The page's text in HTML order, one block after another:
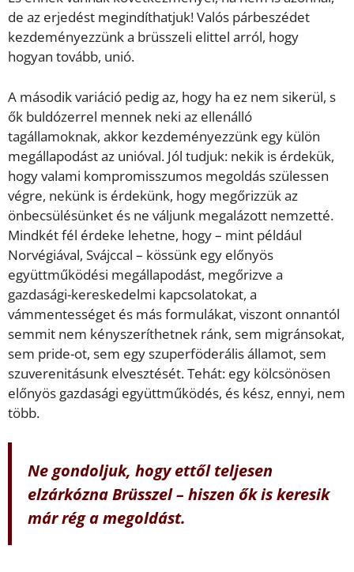
de az erjedést megindíthatjuk! Valós párbeszédet
kezdeményezzünk a brüsszeli elittel arról, hogy
hogyan tovább, unió.
A második variáció pedig az, hogy ha ez nem sikerül, s
ők buldózerrel mennek neki az ellenálló
tagállamoknak, akkor kezdeményezzünk egy külön
megállapodást az unióval. Jól tudjuk: nekik is érdekük,
hogy valami kompromisszumos megoldás szülessen
végre, nekünk is érdekünk, hogy megőrizzük az
önbecsülésünket és ne váljunk megalázott nemzetté.
Mindkét fél érdeke lehetne, hogy – mint például
Norvégiával, Svájccal – kössünk egy előnyös
együttműködési megállapodást, megőrizve a
gazdasági-kereskedelmi kapcsolatokat, a
vámmentességet és más formulákat, viszont onnantól
semmit nem kényszeríthetnek ránk, sem migránsokat,
sem pride-ot, sem egy szuperföderális államot, sem
szuverenitásunk elvesztését. Tehát: egy kölcsönösen
előnyös gazdasági együttműködés, és kész, ennyi, nem
több.
Ne gondoljuk, hogy ettől teljesen
elzárkózna Brüsszel – hiszen ők is keresik
már rég a megoldást.